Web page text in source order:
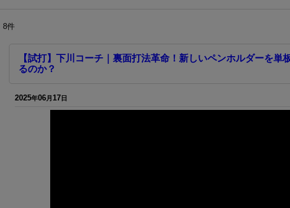
8件
【試打】下川コーチ｜裏面打法革命！新しいペンホルダーを単
るのか？
2025年06月 17 日